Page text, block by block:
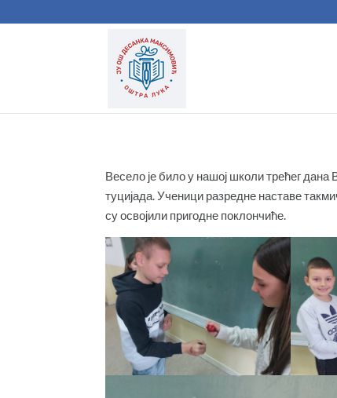
Весело је било у нашој школи трећег
туцијада. Ученици разредне наставе
су освојили пригодне поклончиће.